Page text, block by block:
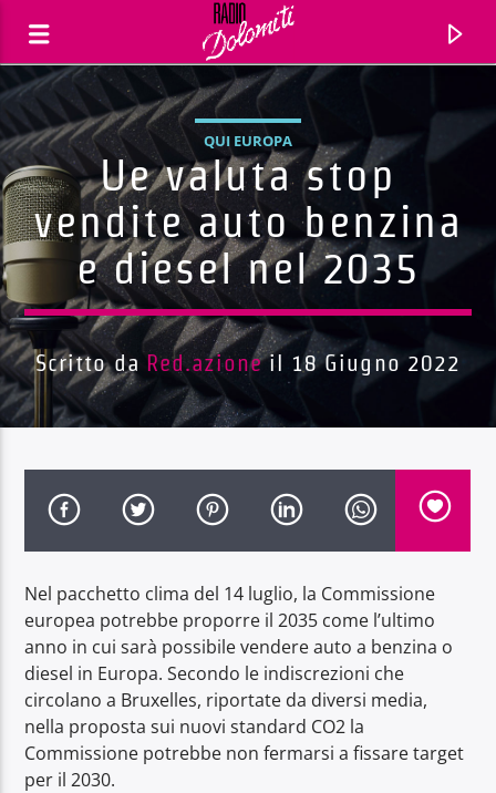
Traccia corrente
Radio Dolomiti
QUI EUROPA
Ue valuta stop
vendite auto benzina
e diesel nel 2035
Scritto da Red.azioneil 18 Giugno 2022
Nel pacchetto clima del 14 luglio, la Commissione
europea potrebbe proporre il 2035 come l’ultimo
anno in cui sarà possibile vendere auto a benzina o
diesel in Europa. Secondo le indiscrezioni che
circolano a Bruxelles, riportate da diversi media,
nella proposta sui nuovi standard CO2 la
Commissione potrebbe non fermarsi a fissare target
per il 2030.